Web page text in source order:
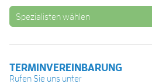
Spezialisten wählen
TERMINVEREINBARUNG
Rufen Sie uns unter